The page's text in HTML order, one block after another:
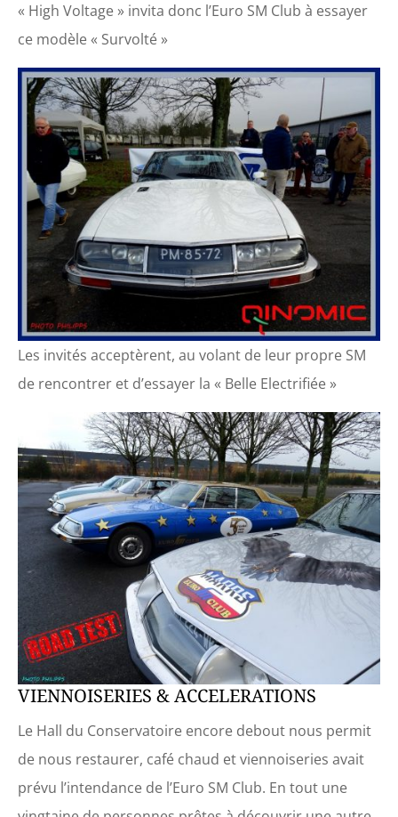
« High Voltage » invita donc l’Euro SM Club à essayer
ce modèle « Survolté »
Les invités acceptèrent, au volant de leur propre SM
de rencontrer et d’essayer la « Belle Electrifiée »
VIENNOISERIES & ACCELERATIONS
Le Hall du Conservatoire encore debout nous permit
de nous restaurer, café chaud et viennoiseries avait
prévu l’intendance de l’Euro SM Club. En tout une